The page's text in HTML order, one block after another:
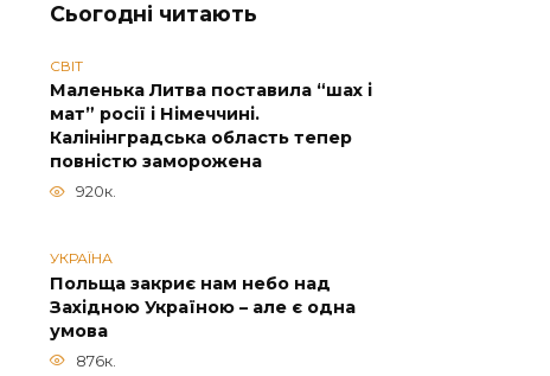
Сьогодні читають
СВІТ
Маленька Литва поставила “шах і
мат” росії і Німеччині.
Калінінградська область тепер
повністю заморожена
920к.
УКРАЇНА
Польща закриє нам небо над
Західною Україною – але є одна
умова
876к.